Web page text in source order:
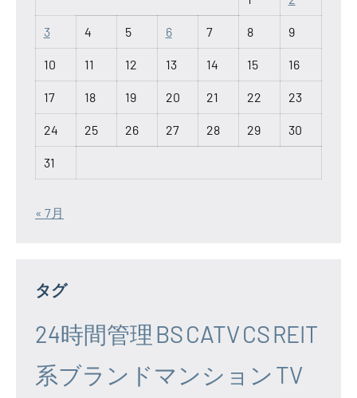
3 4 5 6 7 8 9
10 11 12 13 14 15 16
17 18 19 20 21 22 23
24 25 26 27 28 29 30
31
« 7月
タグ
24時間管理 BSCATVCSREIT
系ブランドマンション TV